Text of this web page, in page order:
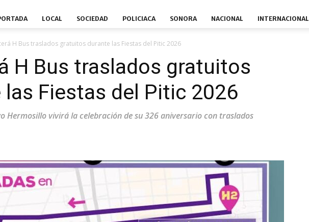
LOCAL SOCIEDAD POLICIACA SONORA NACIONAL INTERNACIONAL
H Bus traslados gratuitos durante las Fiestas del Pitic 2026
H Bus traslados gratuitos
las Fiestas del Pitic 2026
Hermosillo vivirá la celebración de su 326 aniversario con traslados